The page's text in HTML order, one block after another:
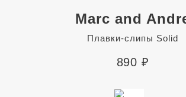
Marc and
Плавки-слипы Solid
890 ₽